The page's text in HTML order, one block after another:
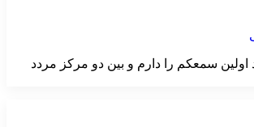
سمعکم را دارم و بین دو مرکز مردد